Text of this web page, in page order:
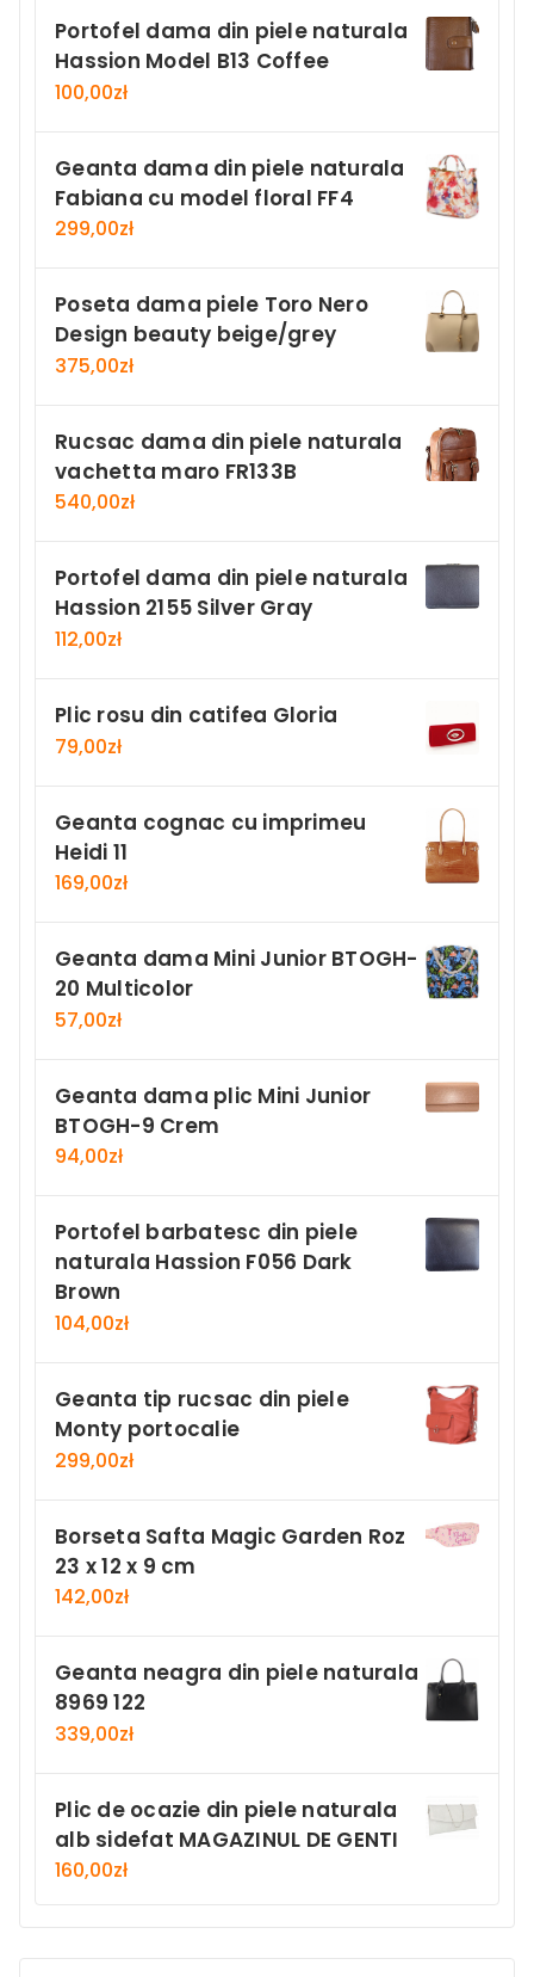
Portofel dama din piele naturala
Hassion Model B13 Coffee
100,00zł
Geanta dama din piele naturala
Fabiana cu model floral FF4
299,00zł
Poseta dama piele Toro Nero
Design beauty beige/grey
375,00zł
Rucsac dama din piele naturala
vachetta maro FR133B
540,00zł
Portofel dama din piele naturala
Hassion 2155 Silver Gray
112,00zł
Plic rosu din catifea Gloria
79,00zł
Geanta cognac cu imprimeu
Heidi 11
169,00zł
Geanta dama Mini Junior BTOGH-
20 Multicolor
57,00zł
Geanta dama plic Mini Junior
BTOGH-9 Crem
94,00zł
Portofel barbatesc din piele
naturala Hassion F056 Dark
Brown
104,00zł
Geanta tip rucsac din piele
Monty portocalie
299,00zł
Borseta Safta Magic Garden Roz
23 x 12 x 9 cm
142,00zł
Geanta neagra din piele naturala
8969 122
339,00zł
Plic de ocazie din piele naturala
alb sidefat MAGAZINUL DE GENTI
160,00zł